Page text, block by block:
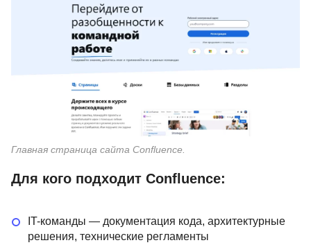
Главная страница сайта Confluence.
Для кого подходит Confluence:
IT-команды — документация кода, архитектурные
решения, технические регламенты